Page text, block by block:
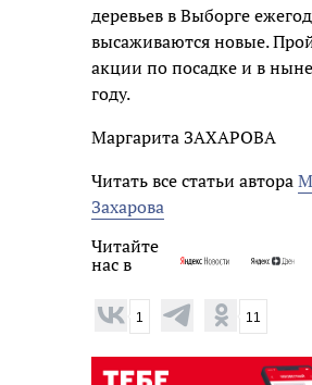
деревьев в Выборге
высаживаются новые.
акции по посадке и в
году.
Маргарита ЗАХАРОВА
Читать все статьи автора
Захарова
Читайте
нас в
1 11